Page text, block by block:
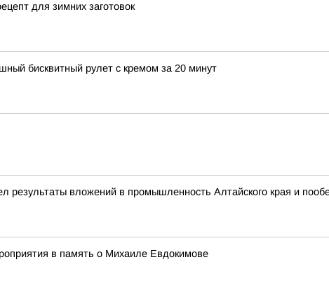
для зимних заготовок
бисквитный рулет с кремом за 20 минут
результаты вложений в промышленность Алтайского края и
в память о Михаиле Евдокимове